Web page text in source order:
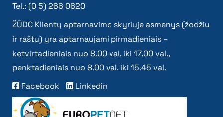
Tel.: (0 5) 266 0620
ŽŪDC Klientų aptarnavimo skyriuje asmenys (žodžiu
ir raštu) yra aptarnaujami pirmadieniais –
ketvirtadieniais nuo 8.00 val. iki 17.00 val.,
penktadieniais nuo 8.00 val. iki 15.45 val.
Facebook
Linkedin